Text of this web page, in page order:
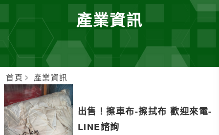
產業資訊
首頁 產業資訊
出售！擦車布-擦拭布 歡迎來電-
LINE諮詢